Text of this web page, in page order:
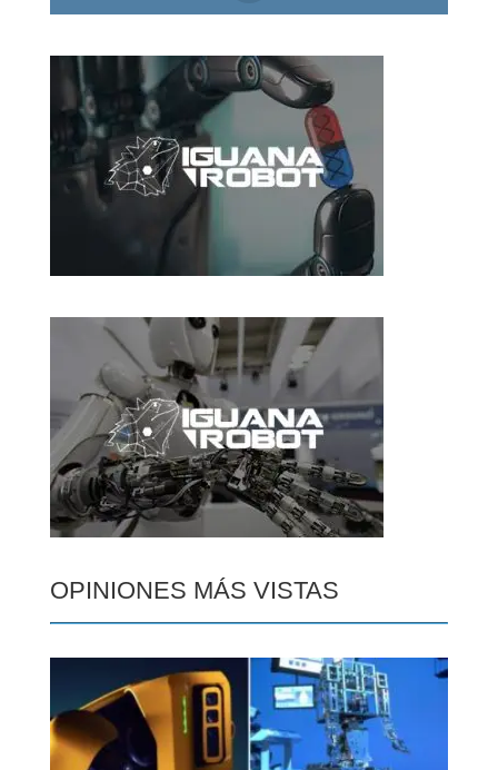
OPINIONES MÁS VISTAS